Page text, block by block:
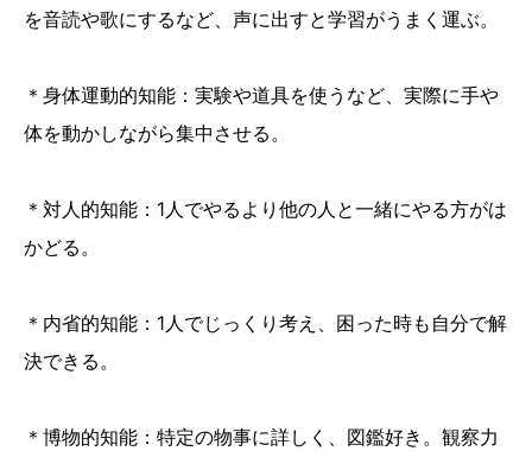
を音読や歌にするなど、声に出すと学習がうまく運ぶ。
＊身体運動的知能：実験や道具を使うなど、実際に手や
体を動かしながら集中させる。
＊対人的知能：1人でやるより他の人と一緒にやる方がは
かどる。
＊内省的知能：1人でじっくり考え、困った時も自分で解
決できる。
＊博物的知能：特定の物事に詳しく、図鑑好き。観察力